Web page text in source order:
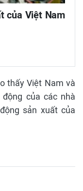
của Việt Nam
thấy Việt Nam và
của các nhà
sản xuất của